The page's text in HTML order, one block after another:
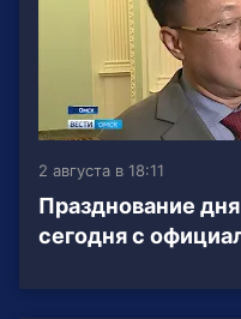
2 августа в 18:11
Празднование
сегодня с